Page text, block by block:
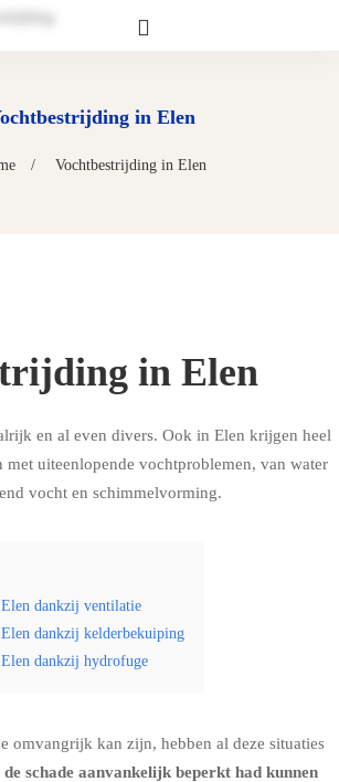
in Elen
Vochtbestrijding in Elen
in Elen
en al even divers. Ook in Elen krijgen heel
met uiteenlopende vochtproblemen, van water
vocht en schimmelvorming.
dankzij ventilatie
dankzij kelderbekuiping
dankzij hydrofuge
omvangrijk kan zijn, hebben al deze situaties
de schade aanvankelijk beperkt had kunnen